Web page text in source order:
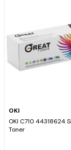
OKI
OKI C710 44318624
Toner